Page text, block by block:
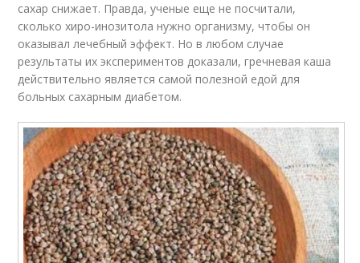
сахар снижает. Правда, ученые еще не посчитали,
сколько хиро-инозитола нужно организму, чтобы он
оказывал лечебный эффект. Но в любом случае
результаты их экспериментов доказали, гречневая каша
действительно является самой полезной едой для
больных сахарным диабетом.